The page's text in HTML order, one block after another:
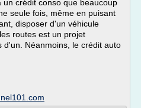
crédit conso que beaucoup
seule fois, même en puisant
disposer d'un véhicule
routes est un projet
d'un. Néanmoins, le crédit auto